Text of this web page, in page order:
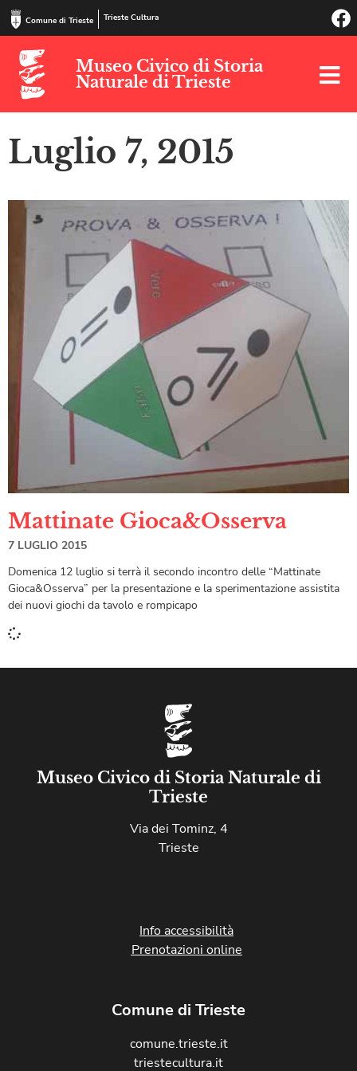
Comune di Trieste Trieste Cultura
Museo Civico di Storia
Naturale di Trieste
Luglio 7, 2015
Mattinate Gioca&Osserva
7 LUGLIO 2015
Domenica 12 luglio si terrà il secondo incontro delle “Mattinate
Gioca&Osserva” per la presentazione e la sperimentazione assistita
dei nuovi giochi da tavolo e rompicapo
Museo Civico di Storia Naturale di
Trieste
Via dei Tominz, 4
Trieste
Info accessibilità
Prenotazioni online
Comune di Trieste
comune.trieste.it
triestecultura.it